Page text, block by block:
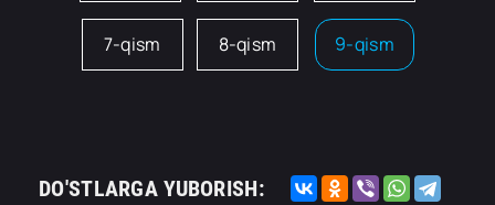
7-qism 8-qism 9-qism
DO'STLARGA YUBORISH: